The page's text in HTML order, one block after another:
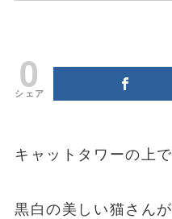
0
シェア
キャットタワーの上で
黒白の美しい猫さんが